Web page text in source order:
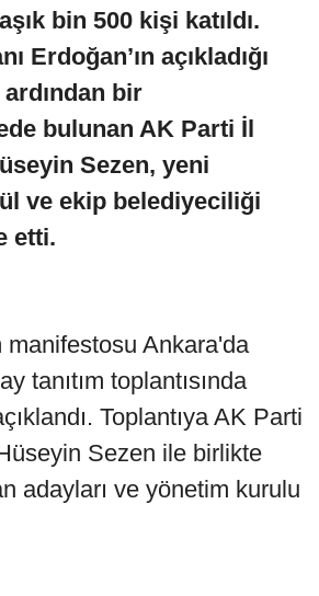
bin 500 kişi katıldı.
Erdoğan’ın açıkladığı
bir
bulunan AK Parti İl
Sezen, yeni
ve ekip belediyeciliği
etti.
Ankara'da
tanıtım toplantısında
Toplantıya AK Parti
Sezen ile birlikte
adayları ve yönetim kurulu